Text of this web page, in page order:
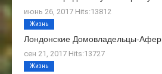
июнь 26, 2017 Hits:13812
Лондонские Домовладельцы-
сен 21, 2017 Hits:13727
Жизнь
Жизнь